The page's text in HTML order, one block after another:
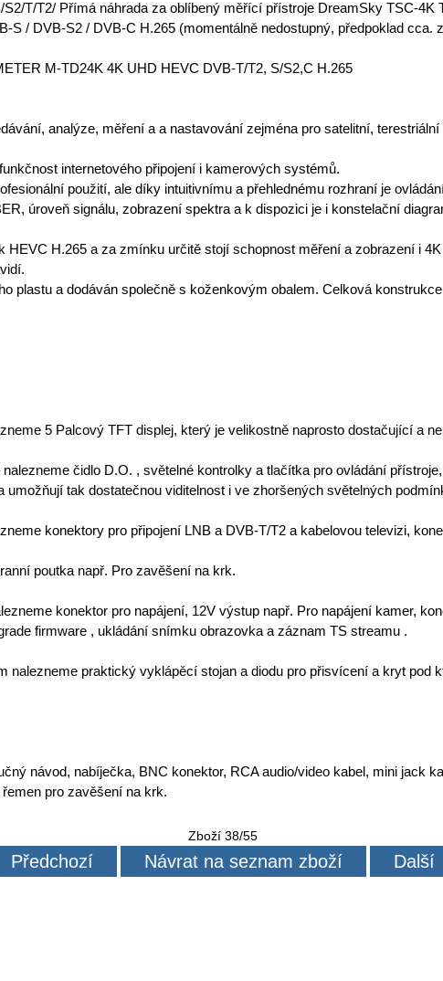
T/T2/ Přímá náhrada za oblíbený měřící přístroje DreamSky TSC-4K
S / DVB-S2 / DVB-C H.265 (momentálně nedostupný, předpoklad cca.
M-TD24K 4K UHD HEVC DVB-T/T2, S/S2,C H.265
analýze, měření a a nastavování zejména pro satelitní,
internetového připojení i kamerových systémů.
použití, ale díky intuitivnímu a přehlednému rozhraní je
úroveň signálu, zobrazení spektra a k dispozici je i konstelační
HEVC H.265 a za zmínku určitě stojí schopnost měření a zobrazení i
plastu a dodáván společně s koženkovým obalem. Celková
5 Palcový TFT displej, který je velikostně naprosto dostačující a
čidlo D.O. , světelné kontrolky a tlačítka pro ovládání
umožňují tak dostatečnou viditelnost i ve zhoršených světelných
konektory pro připojení LNB a DVB-T/T2 a kabelovou televizi,
poutka např. Pro zavěšení na krk.
konektor pro napájení, 12V výstup např. Pro napájení kamer,
firmware , ukládání snímku obrazovka a záznam TS streamu .
nalezneme praktický vyklápěcí stojan a diodu pro přisvícení a kryt pod
návod, nabíječka, BNC konektor, RCA audio/video kabel, mini jack
pro zavěšení na krk.
Zboží 38/55
Předchozí Návrat na seznam zboží Další